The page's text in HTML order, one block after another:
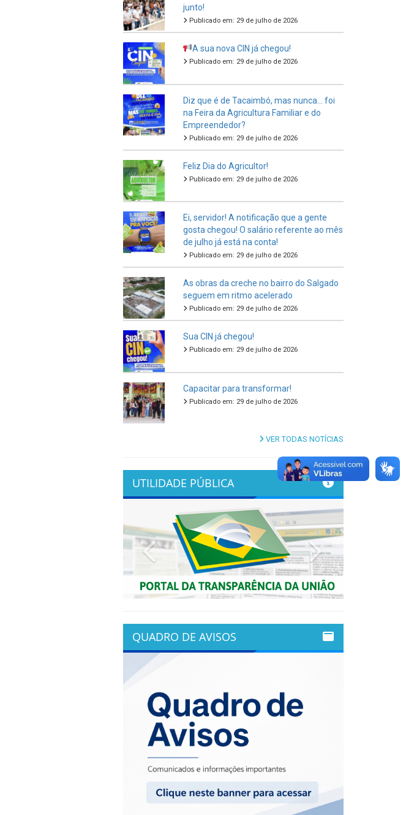
junto!
Publicado em: 29 de julho de 2026
A sua nova CIN já chegou!
Publicado em: 29 de julho de 2026
Diz que é de Tacaimbó, mas nunca… foi
na Feira da Agricultura Familiar e do
Empreendedor?
Publicado em: 29 de julho de 2026
Feliz Dia do Agricultor!
Publicado em: 29 de julho de 2026
Ei, servidor! A notificação que a gente
gosta chegou! O salário referente ao mês
de julho já está na conta!
Publicado em: 29 de julho de 2026
As obras da creche no bairro do Salgado
seguem em ritmo acelerado
Publicado em: 29 de julho de 2026
Sua CIN já chegou!
Publicado em: 29 de julho de 2026
Capacitar para transformar!
Publicado em: 29 de julho de 2026
VER TODAS NOTÍCIAS
UTILIDADE PÚBLICA
Previous Next
QUADRO DE AVISOS